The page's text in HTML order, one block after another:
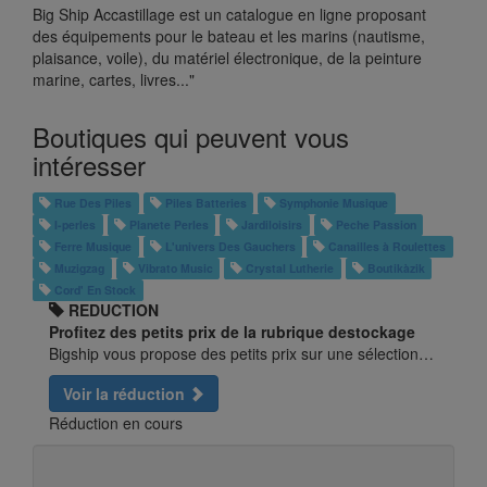
Big Ship Accastillage est un catalogue en ligne proposant
des équipements pour le bateau et les marins (nautisme,
plaisance, voile), du matériel électronique, de la peinture
marine, cartes, livres..."
Boutiques qui peuvent vous
intéresser
Rue Des Piles Piles Batteries
Symphonie Musique
I-perles
Planete Perles Jardiloisirs
Peche Passion
Ferre Musique
L'univers Des Gauchers
Canailles à Roulettes
Muzigzag
Vibrato Music Crystal Lutherie
Boutikàzik
Cord' En Stock
REDUCTION
Profitez des petits prix de la rubrique destockage
Bigship vous propose des petits prix sur une sélection…
Voir la réduction
Réduction en cours